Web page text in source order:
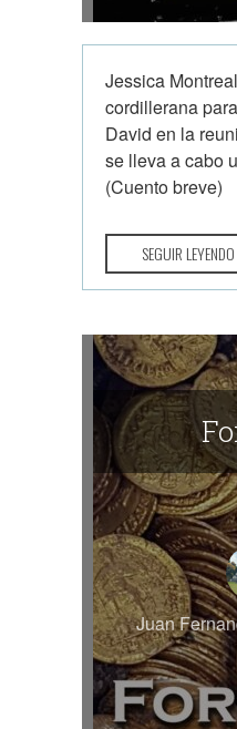
Jessica
cordillerana
David en la
se lleva a cabo
(Cuento breve)
SEGUIR LEYENDO
Juan